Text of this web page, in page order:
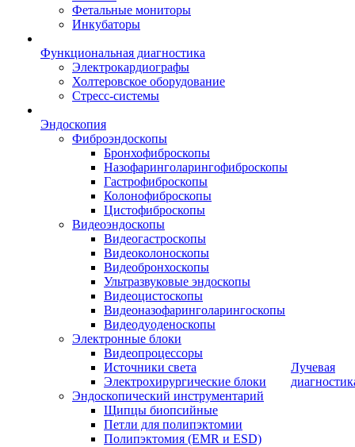
Фетальные мониторы
Инкубаторы
Функциональная диагностика
Электрокардиографы
Холтеровское оборудование
Стресс-системы
Эндоскопия
Фиброэндоскопы
Бронхофиброскопы
Назофаринголарингофиброскопы
Гастрофиброскопы
Колонофиброскопы
Цистофиброскопы
Видеоэндоскопы
Видеогастроскопы
Видеоколоноскопы
Видеобронхоскопы
Ультразвуковые эндоскопы
Видеоцистоскопы
Видеоназофаринголарингоскопы
Видеодуоденоскопы
Электронные блоки
Видеопроцессоры
Источники света
Электрохирургические блоки
Эндоскопический инструментарий
Щипцы биопсийные
Петли для полипэктомии
Полипэктомия (EMR и ESD)
Лучевая